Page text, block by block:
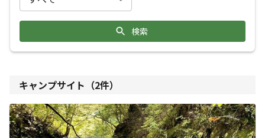
検索
キャンプサイト（2件）